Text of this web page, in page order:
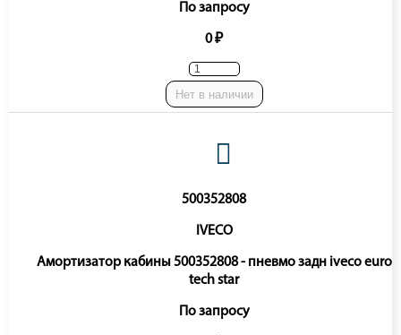
По запросу
0 ₽
Нет в наличии
500352808
IVECO
Амортизатор кабины 500352808 - пневмо задн iveco euro
tech star
По запросу